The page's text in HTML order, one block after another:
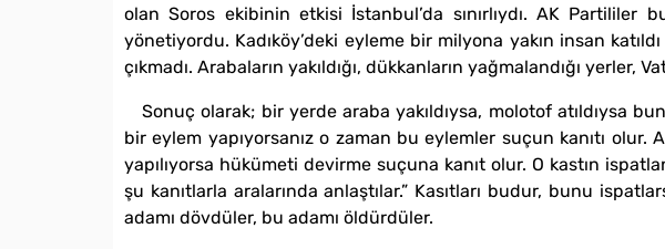
olan Soros ekibinin etkisi İstanbul’da sınırlıydı. AK Partililer
yönetiyordu. Kadıköy’deki eyleme bir milyona yakın insan
çıkmadı. Arabaların yakıldığı, dükkanların yağmalandığı yerler,
Sonuç olarak; bir yerde araba yakıldıysa, molotof atıldıysa
bir eylem yapıyorsanız o zaman bu eylemler suçun kanıtı
yapılıyorsa hükümeti devirme suçuna kanıt olur. O kastın
şu kanıtlarla aralarında anlaştılar.” Kasıtları budur, bunu
adamı dövdüler, bu adamı öldürdüler.